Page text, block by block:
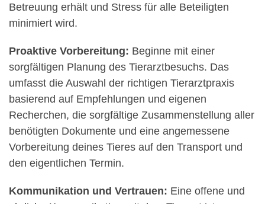
Betreuung erhält und Stress für alle Beteiligten
minimiert wird.
Proaktive Vorbereitung: Beginne mit einer
sorgfältigen Planung des Tierarztbesuchs. Das
umfasst die Auswahl der richtigen Tierarztpraxis
basierend auf Empfehlungen und eigenen
Recherchen, die sorgfältige Zusammenstellung aller
benötigten Dokumente und eine angemessene
Vorbereitung deines Tieres auf den Transport und
den eigentlichen Termin.
Kommunikation und Vertrauen: Eine offene und